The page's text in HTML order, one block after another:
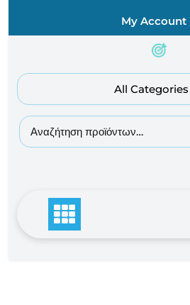
My Account
All Categories